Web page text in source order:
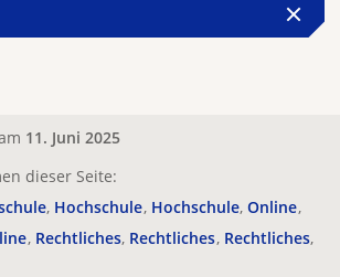
11. Juni 2025
dieser Seite:
Hochschule Hochschule Online
Rechtliches Rechtliches Rechtliches